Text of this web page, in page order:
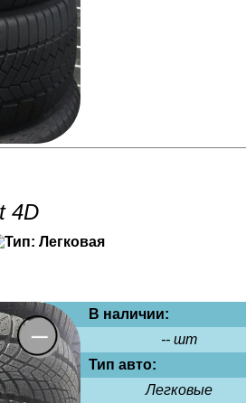
4D
В наличии:
-- шт
Тип авто:
Легковые